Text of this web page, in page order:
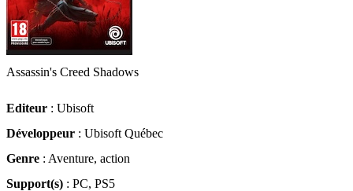
Assassin's Creed Shadows
Editeur : Ubisoft
Développeur : Ubisoft Québec
Genre : Aventure, action
Support(s) : PC, PS5